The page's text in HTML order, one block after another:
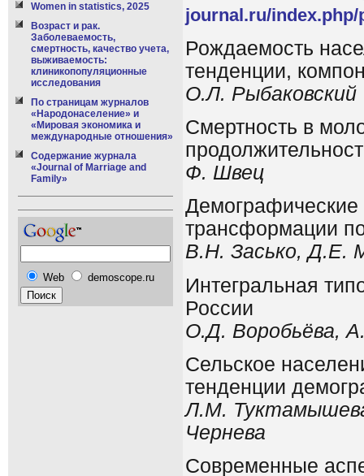
Women in statistics, 2025
Возраст и рак.
Заболеваемость,
смертность, качество учета,
выживаемость:
клиникопопуляционные
исследования
По страницам журналов
«Народонаселение» и
«Мировая экономика и
международные отношения»
Содержание журнала
«Journal of Marriage and
Family»
Web demoscope.ru
journal.ru/index.php/
Рождаемость
тенденции,
О.Л. Рыбаковский
Смертность в
Ф. Швец
трансформации
В.Н. Засько, Д.Е.
Интегральная
России
О.Д. Воробьёва,
Сельское
тенденции
Л.М.
Чернева
Современные